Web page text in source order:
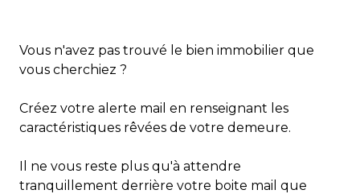
Vous n'avez pas trouvé le bien immobilier que
vous cherchiez ?
Créez votre alerte mail en renseignant les
caractéristiques rêvées de votre demeure.
Il ne vous reste plus qu'à attendre
tranquillement derrière votre boite mail que